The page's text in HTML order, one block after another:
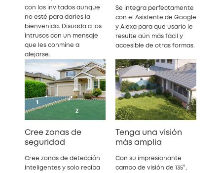
con los invitados aunque
no esté para darles la
bienvenida. Disuada a los
intrusos con un mensaje
que les conmine a
alejarse.
Se integra perfectamente
con el Asistente de Google
y Alexa para que usarlo le
resulte aún más fácil y
accesible de otras formas.
Cree zonas de
seguridad
Cree zonas de detección
inteligentes y solo reciba
Tenga una visión
más amplia
Con su impresionante
campo de visión de 135°,